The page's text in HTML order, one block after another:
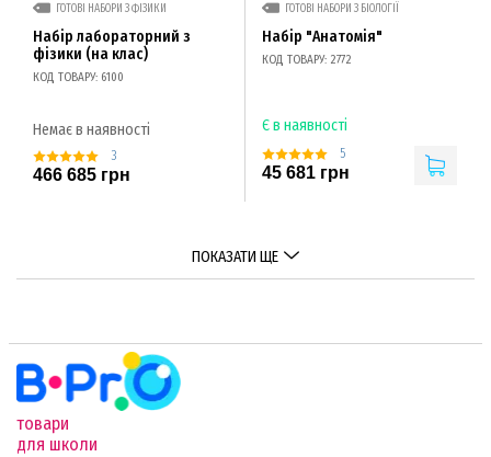
ГОТОВІ НАБОРИ З ФІЗИКИ
Набір лабораторний з
фізики (на клас)
КОД ТОВАРУ: 6100
Немає в наявності
3
466 685 грн
ГОТОВІ НАБОРИ З БІОЛОГІЇ
Набір "Анатомія"
КОД ТОВАРУ: 2772
Є в наявності
5
45 681 грн
ПОКАЗАТИ ЩЕ
товари
для школи